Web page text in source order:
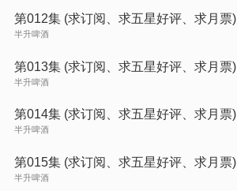
第012集 (求订阅、求五星好评、求月票)
半升啤酒
第013集 (求订阅、求五星好评、求月票)
半升啤酒
第014集 (求订阅、求五星好评、求月票)
半升啤酒
第015集 (求订阅、求五星好评、求月票)
半升啤酒